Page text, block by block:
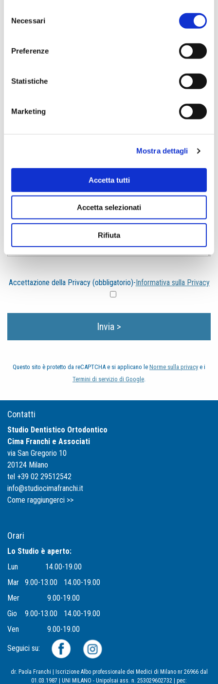
delNecessari
Preferenze
Statistiche
Marketing
Mostra dettagli
Accetta tutti
Accetta selezionati
Rifiuta
Accettazione della Privacy (obbligatorio)-Informativa sulla Privacy
Questo sito è protetto da reCAPTCHA e si applicano le Norme sulla privacy e i
Termini di servizio di Google.
Contatti
Studio Dentistico Ortodontico
Cima Franchi e Associati
via San Gregorio 10
20124 Milano
tel +39 02 29512542
info@studiocimafranchi.it
Come raggiungerci >>
Orari
Lo Studio è aperto:
Lun
14.00-19.00
Mar
9.00-13.00
14.00-19.00
Mer
9.00-19.00
Gio
9.00-13.00
14.00-19.00
Ven
9.00-19.00
Seguici su:
dr. Paola Franchi | Iscrizione Albo professionale dei Medici di Milano nr 26966 dal
01.03.1987 | UNI MILANO - Unipolsai ass. n. 253029602732 | pec: